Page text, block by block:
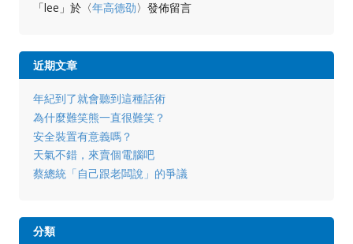
「lee 」於〈年高德劭〉發佈留言
近期文章
年紀到了就會聽到這種話術
為什麼難笑熊一直很難笑？
安全裝置有意義嗎？
天氣不錯，來賣個電腦吧
蔡總統「自己跟老闆說」的爭議
分類